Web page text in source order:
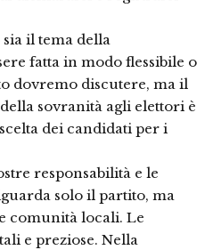
il tema della
fatta in modo flessibile o
dovremo discutere, ma il
sovranità agli elettori è
dei candidati per i
responsabilità e le
solo il partito, ma
comunità locali. Le
e preziose. Nella